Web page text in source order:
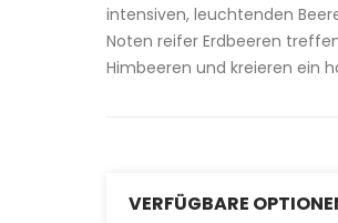
intensiven, leuchtenden
Noten reifer Erdbeeren
Himbeeren und kreieren ein
VERFÜGBARE